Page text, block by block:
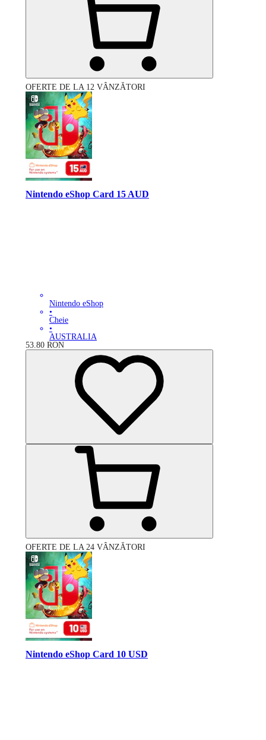
OFERTE DE LA 12 VÂNZĂTORI
Nintendo eShop Card 15 AUD
Nintendo eShop
•
Cheie
•
AUSTRALIA
53.80 RON
OFERTE DE LA 24 VÂNZĂTORI
Nintendo eShop Card 10 USD